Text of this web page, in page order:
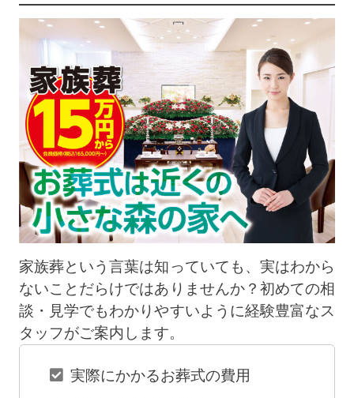
家族葬という言葉は知っていても、実はわから
ないことだらけではありませんか？初めての相
談・見学でもわかりやすいように経験豊富なス
タッフがご案内します。
実際にかかるお葬式の費用